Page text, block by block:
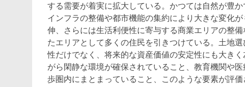
する需要が着実に拡大している。 かつては自然が豊
インフラの整備や都市機能の集約により大きな変化
伸、さらには生活利便性に寄与する商業エリアの整
たエリアとして多くの住民を引きつけている。土地
性だけでなく、将来的な資産価値の安定性にも大き
がら閑静な環境が確保されていること、教育機関や
歩圏内にまとまっていること、このような要素が評価